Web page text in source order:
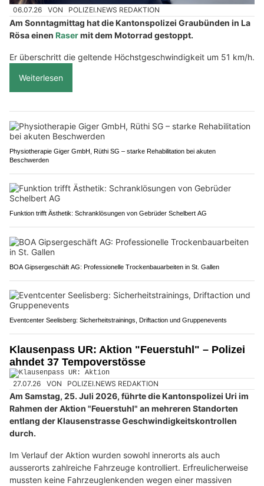
06.07.26 VON POLIZEI.NEWS REDAKTION
Am Sonntagmittag hat die Kantonspolizei Graubünden in La
Rösa einen Rasermit dem Motorrad gestoppt.
Er überschritt die geltende Höchstgeschwindigkeit um 51 km/h.
Weiterlesen
Physiotherapie Giger GmbH, Rüthi SG – starke Rehabilitation bei akuten
Beschwerden
Funktion trifft Ästhetik: Schranklösungen von Gebrüder Schelbert AG
BOA Gipsergeschäft AG: Professionelle Trockenbauarbeiten in St. Gallen
Eventcenter Seelisberg: Sicherheitstrainings, Driftaction und Gruppenevents
Klausenpass UR: Aktion "Feuerstuhl" – Polizei
ahndet 37 Tempoverstösse
27.07.26 VON POLIZEI.NEWS REDAKTION
Am Samstag, 25. Juli 2026, führte die Kantonspolizei Uri im
Rahmen der Aktion "Feuerstuhl" an mehreren Standorten
entlang der Klausenstrasse Geschwindigkeitskontrollen
durch.
Im Verlauf der Aktion wurden sowohl innerorts als auch
ausserorts zahlreiche Fahrzeuge kontrolliert. Erfreulicherweise
mussten keine Fahrzeuglenkenden wegen einer massiven